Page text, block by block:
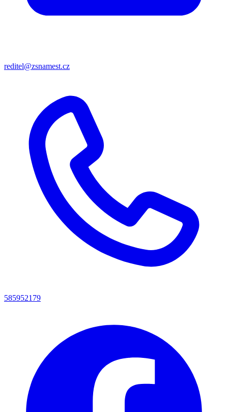
reditel@zsnamest.cz
585952179